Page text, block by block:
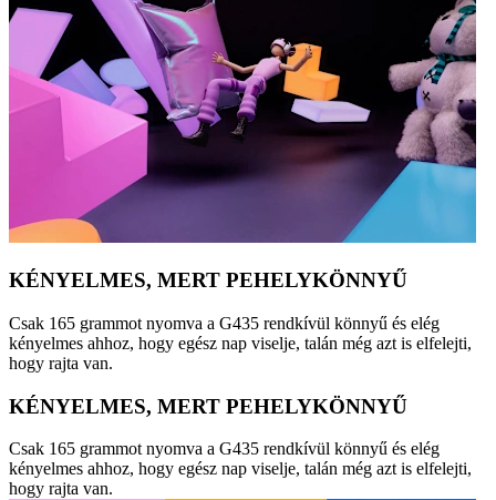
KÉNYELMES, MERT PEHELYKÖNNYŰ
Csak 165 grammot nyomva a G435 rendkívül könnyű és elég
kényelmes ahhoz, hogy egész nap viselje, talán még azt is elfelejti,
hogy rajta van.
KÉNYELMES, MERT PEHELYKÖNNYŰ
Csak 165 grammot nyomva a G435 rendkívül könnyű és elég
kényelmes ahhoz, hogy egész nap viselje, talán még azt is elfelejti,
hogy rajta van.